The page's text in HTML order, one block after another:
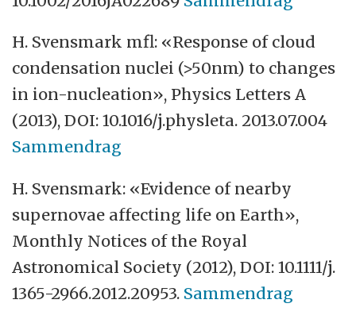
H. Svensmark mfl: «Response of cloud
condensation nuclei (>50nm) to changes
in ion-nucleation», Physics Letters A
(2013), DOI: 10.1016/j.physleta. 2013.07.004
Sammendrag
H. Svensmark: «Evidence of nearby
supernovae affecting life on Earth»,
Monthly Notices of the Royal
Astronomical Society (2012), DOI: 10.1111/j.
1365-2966.2012.20953. Sammendrag